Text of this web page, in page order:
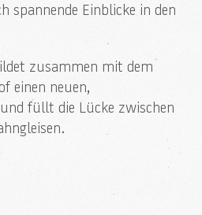
spannende Einblicke in den
zusammen mit dem
einen neuen,
füllt die Lücke zwischen